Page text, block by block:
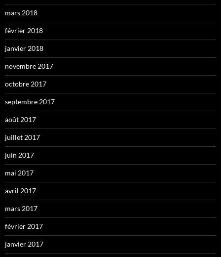
mars 2018
février 2018
janvier 2018
novembre 2017
octobre 2017
septembre 2017
août 2017
juillet 2017
juin 2017
mai 2017
avril 2017
mars 2017
février 2017
janvier 2017